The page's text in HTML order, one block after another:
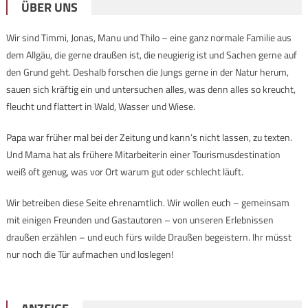
ÜBER UNS
Wir sind Timmi, Jonas, Manu und Thilo – eine ganz normale Familie aus
dem Allgäu, die gerne draußen ist, die neugierig ist und Sachen gerne auf
den Grund geht. Deshalb forschen die Jungs gerne in der Natur herum,
sauen sich kräftig ein und untersuchen alles, was denn alles so kreucht,
fleucht und flattert in Wald, Wasser und Wiese.
Papa war früher mal bei der Zeitung und kann’s nicht lassen, zu texten.
Und Mama hat als frühere Mitarbeiterin einer Tourismusdestination
weiß oft genug, was vor Ort warum gut oder schlecht läuft.
Wir betreiben diese Seite ehrenamtlich. Wir wollen euch – gemeinsam
mit einigen Freunden und Gastautoren – von unseren Erlebnissen
draußen erzählen – und euch fürs wilde Draußen begeistern. Ihr müsst
nur noch die Tür aufmachen und loslegen!